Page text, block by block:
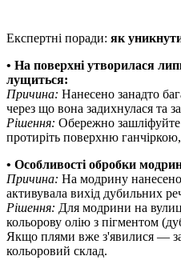
Експертні поради: як
• На поверхні утворилася
лущиться:
Причина: Нанесено занадто
через що вона задихнулася та
Рішення: Обережно
протиріть поверхню
• Особливості обробки
Причина: На модрину
активувала вихід дубильних
Рішення: Для модрини на
кольорову олію з пігментом
Якщо плями вже з'явилися —
кольоровий склад.